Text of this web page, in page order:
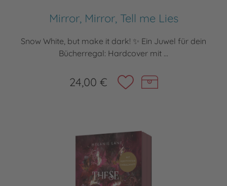
Mirror, Mirror, Tell me Lies
Snow White, but make it dark! ✨ Ein Juwel für dein
Bücherregal: Hardcover mit ...
24,00 €